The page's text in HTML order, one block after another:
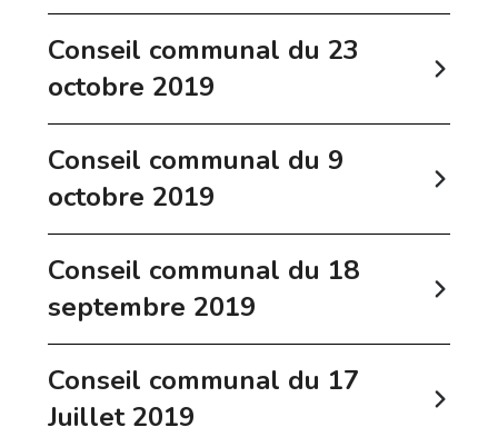
Conseil communal du 23
octobre 2019
Conseil communal du 9
octobre 2019
Conseil communal du 18
septembre 2019
Conseil communal du 17
Juillet 2019